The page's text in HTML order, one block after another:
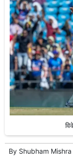
By Shubham Mishra